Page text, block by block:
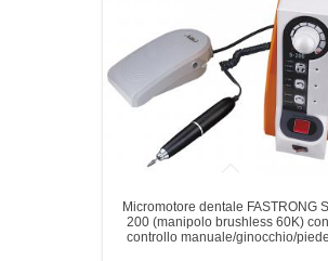
Micromotore dentale FASTRONG
200 (manipolo brushless 60K) con
controllo manuale/ginocchio/